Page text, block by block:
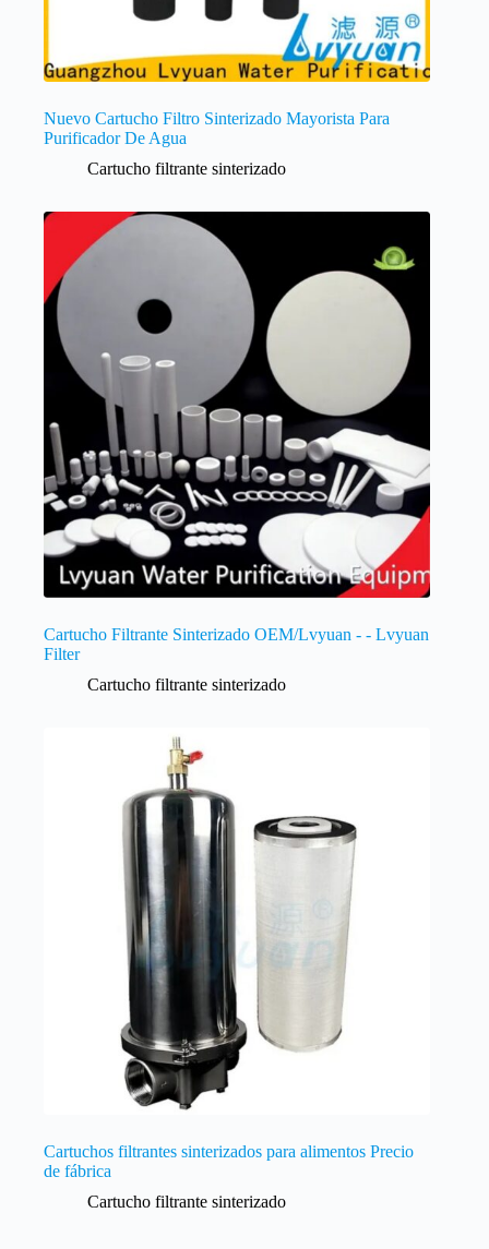
Nuevo Cartucho Filtro Sinterizado Mayorista Para
Purificador De Agua
Cartucho filtrante sinterizado
Cartucho Filtrante Sinterizado OEM/Lvyuan - - Lvyuan
Filter
Cartucho filtrante sinterizado
Cartuchos filtrantes sinterizados para alimentos Precio
de fábrica
Cartucho filtrante sinterizado